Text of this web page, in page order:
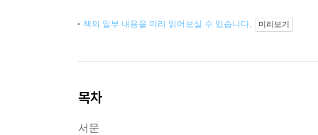
책의 일부 내용을 미리 읽어보실 수 있습니다. 미리보기
목차
서문